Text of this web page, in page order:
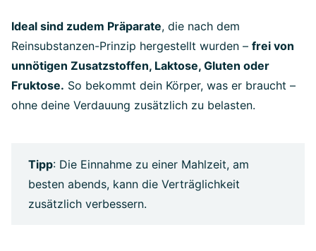
Ideal sind zudem Präparate, die nach dem
Reinsubstanzen-Prinzip hergestellt wurden – frei von
unnötigen Zusatzstoffen, Laktose, Gluten oder
Fruktose. So bekommt dein Körper, was er braucht –
ohne deine Verdauung zusätzlich zu belasten.
Tipp: Die Einnahme zu einer Mahlzeit, am
besten abends, kann die Verträglichkeit
zusätzlich verbessern.